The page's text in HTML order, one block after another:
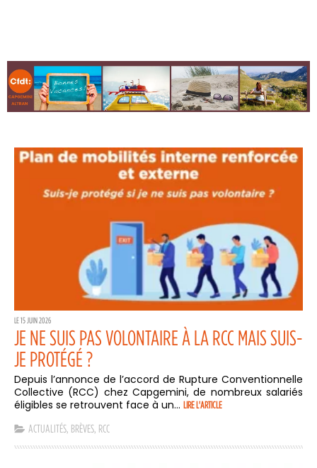
LE 15 JUIN 2026
JE NE SUIS PAS VOLONTAIRE À LA RCC MAIS SUIS-
JE PROTÉGÉ ?
Depuis l’annonce de l’accord de Rupture Conventionnelle
Collective (RCC) chez Capgemini, de nombreux salariés
éligibles se retrouvent face à un... LIRE L'ARTICLE
ACTUALITÉS BRÈVES RCC